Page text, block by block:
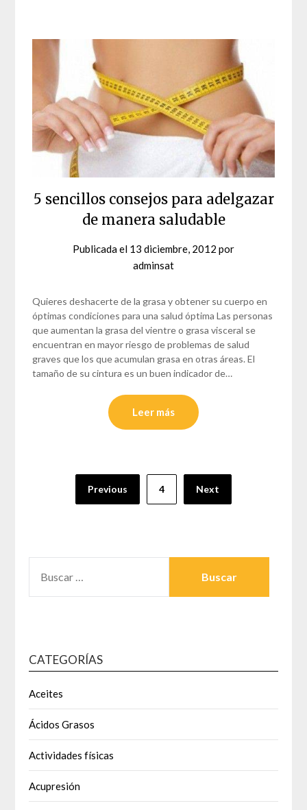
5 sencillos consejos para adelgazar
de manera saludable
Publicada el 13 diciembre, 2012 por
adminsat
Quieres deshacerte de la grasa y obtener su cuerpo en
óptimas condiciones para una salud óptima Las personas
que aumentan la grasa del vientre o grasa visceral se
encuentran en mayor riesgo de problemas de salud
graves que los que acumulan grasa en otras áreas. El
tamaño de su cintura es un buen indicador de…
Leer más
PaginaciónPrevious 4 Next
CATEGORÍAS
Aceites
Ácidos Grasos
Actividades físicas
Acupresión